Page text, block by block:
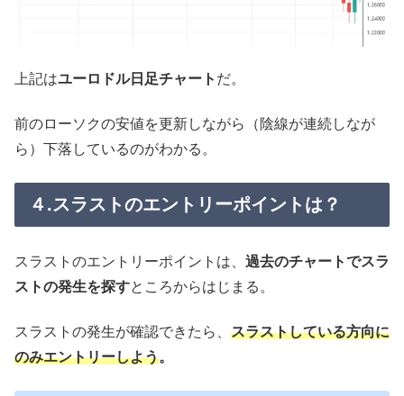
上記はユーロドル日足チャート だ。
前のローソクの安値を更新しながら（陰線が連続しなが
ら）下落しているのがわかる。
４.スラストのエントリーポイントは？
スラストのエントリーポイントは、 過去のチャートでスラ
ストの発生を探すところからはじまる。
スラストの発生が確認できたら、 スラストしている方向に
のみエントリーしよう。